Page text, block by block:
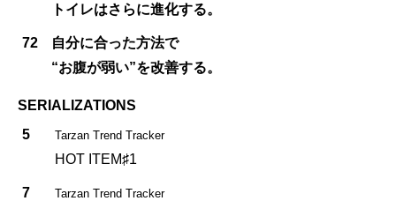
トイレはさらに進化する。
72
自分に合った方法で
“お腹が弱い”を改善する。
SERIALIZATIONS
5
Tarzan Trend Tracker
HOT ITEM♯1
7 Tarzan Trend Tracker